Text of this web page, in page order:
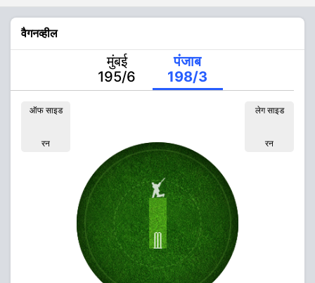
वैगनव्हील
मुंबई
195/6
पंजाब
198/3
ऑफ साइड
रन
लेग साइड
रन